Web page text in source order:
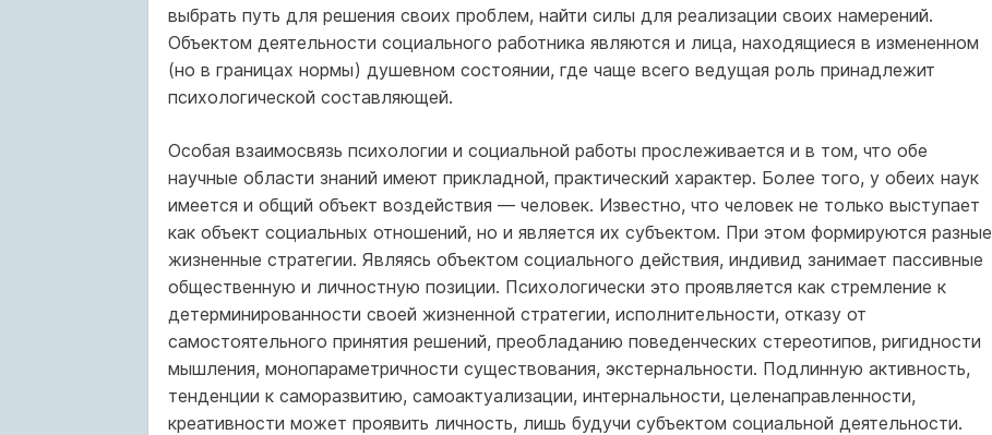
выбрать путь для решения своих проблем, найти силы для реализации своих намерений.
Объектом деятельности социального работника являются и лица, находящиеся в измененном
(но в границах нормы) душевном состоянии, где чаще всего ведущая роль принадлежит
психологической составляющей.
Особая взаимосвязь психологии и социальной работы прослеживается и в том, что обе
научные области знаний имеют прикладной, практический характер. Более того, у обеих наук
имеется и общий объект воздействия — человек. Известно, что человек не только выступает
как объект социальных отношений, но и является их субъектом. При этом формируются разные
жизненные стратегии. Являясь объектом социального действия, индивид занимает пассивные
общественную и личностную позиции. Психологически это проявляется как стремление к
детерминированности своей жизненной стратегии, исполнительности, отказу от
самостоятельного принятия решений, преобладанию поведенческих стереотипов, ригидности
мышления, монопараметричности существования, экстернальности. Подлинную активность,
тенденции к саморазвитию, самоактуализации, интернальности, целенаправленности,
креативности может проявить личность, лишь будучи субъектом социальной деятельности.